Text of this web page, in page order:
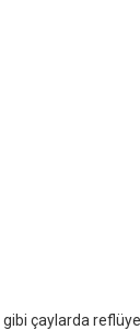
gibi çaylarda